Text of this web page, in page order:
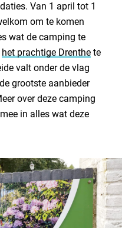
Heide?
Van 1 april tot 1
om te komen
wat de camping te
het prachtige Drenthe te
valt onder de vlag
grootste aanbieder
over deze camping
in alles wat deze